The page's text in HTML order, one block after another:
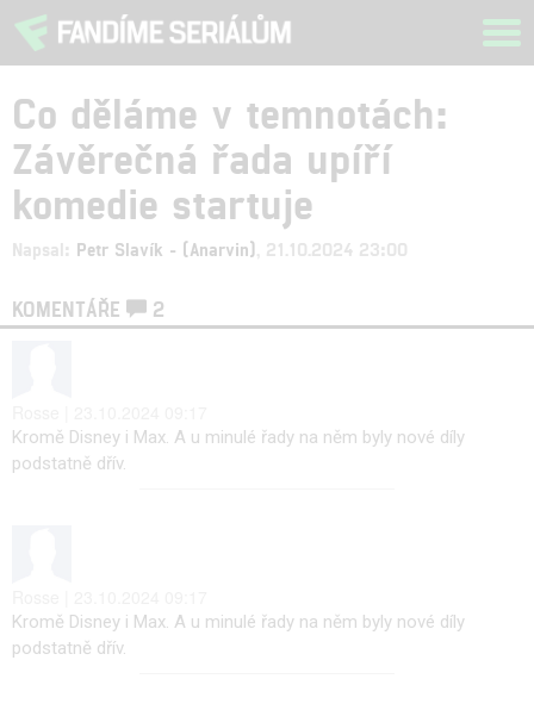
Co děláme v temnotách:
Závěrečná řada upíří
komedie startuje
Napsal: Petr Slavík - (Anarvin) , 21.10.2024 23:00
KOMENTÁŘE 2
Kromě Disney i Max. A u minulé řady na něm byly nové díly
podstatně dřív.
Kromě Disney i Max. A u minulé řady na něm byly nové díly
podstatně dřív.